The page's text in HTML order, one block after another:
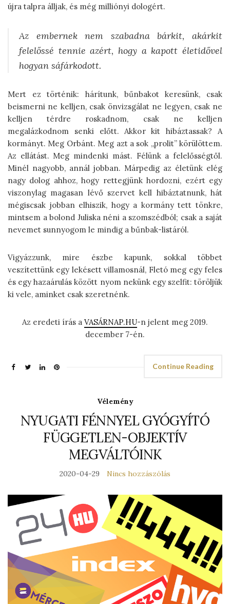
újra talpra álljak, és még milliónyi dologért.
Az embernek nem szabadna bárkit, akárkit
felelőssé tennie azért, hogy a kapott életidővel
hogyan sáfárkodott.
Mert ez történik: hárítunk, bűnbakot keresünk, csak
beismerni ne kelljen, csak önvizsgálat ne legyen, csak ne
kelljen térdre roskadnom, csak ne kelljen
megalázkodnom senki előtt. Akkor kit hibáztassak? A
kormányt. Meg Orbánt. Meg azt a sok „prolit” körülöttem.
Az ellátást. Meg mindenki mást. Félünk a felelősségtől.
Minél nagyobb, annál jobban. Márpedig az életünk elég
nagy dolog ahhoz, hogy rettegjünk hordozni, ezért egy
viszonylag magasan lévő szervet kell hibáztatnunk, hát
mégiscsak jobban elhiszik, hogy a kormány tett tönkre,
mintsem a bolond Juliska néni a szomszédból; csak a saját
nevemet sunnyogom le mindig a bűnbak-listáról.
Vigyázzunk, mire észbe kapunk, sokkal többet
veszítettünk egy lekésett villamosnál, Fletó meg egy feles
és egy hazaárulás között nyom nekünk egy szelfit: töröljük
ki vele, aminket csak szeretnénk.
Az eredeti írás a VASÁRNAP.HU-n jelent meg 2019.
december 7-én.
Continue Reading
Vélemény
NYUGATI FÉNNYEL GYÓGYÍTÓ
FÜGGETLEN-OBJEKTÍV
MEGVÁLTÓINK
2020-04-29 Nincs hozzászólás